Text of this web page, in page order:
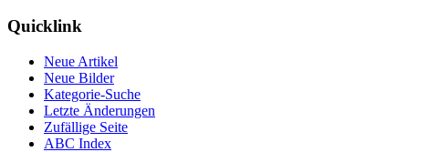
Quicklink
Neue Artikel
Neue Bilder
Kategorie-Suche
Letzte Änderungen
Zufällige Seite
ABC Index